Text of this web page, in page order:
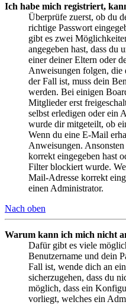
Ich habe mich registriert,
Überprüfe zuerst, ob du
richtige Passwort
gibt es zwei
angegeben hast, dass du
einer deiner Eltern oder
Anweisungen folgen, die
der Fall ist, muss dein
werden. Bei einigen
Mitglieder erst
selbst erledigen oder ein
wurde dir mitgeteilt, ob
Wenn du eine E-Mail
Anweisungen.
korrekt eingegeben hast
Filter blockiert wurde.
Mail-Adresse korrekt
einen Administrator.
Nach oben
Warum kann ich mich nicht
Dafür gibt es viele
Benutzername und dein
Fall ist, wende dich an
sicherzugehen, dass du
möglich, dass ein
vorliegt, welches ein